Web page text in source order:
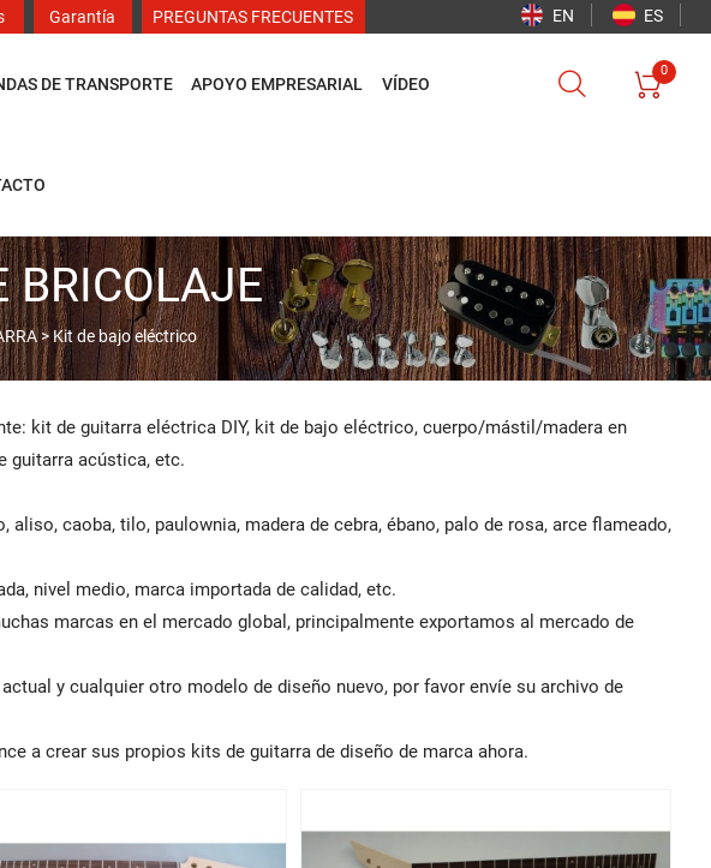
Garantía PREGUNTAS FRECUENTES EN ES
DE TRANSPORTE APOYO EMPRESARIAL VÍDEO  
0
BRICOLAJE
> Kit de bajo eléctrico
kit de guitarra eléctrica DIY, kit de bajo eléctrico, cuerpo/mástil/madera en
guitarra acústica, etc.
caoba, tilo, paulownia, madera de cebra, ébano, palo de rosa, arce flameado,
nivel medio, marca importada de calidad, etc.
marcas en el mercado global, principalmente exportamos al mercado de
y cualquier otro modelo de diseño nuevo, por favor envíe su archivo de
a crear sus propios kits de guitarra de diseño de marca ahora.